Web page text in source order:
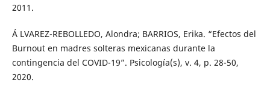
2011.
Á LVAREZ-REBOLLEDO, Alondra; BARRIOS, Erika. “Efectos del
Burnout en madres solteras mexicanas durante la
contingencia del COVID-19”. Psicología(s), v. 4, p. 28-50,
2020.